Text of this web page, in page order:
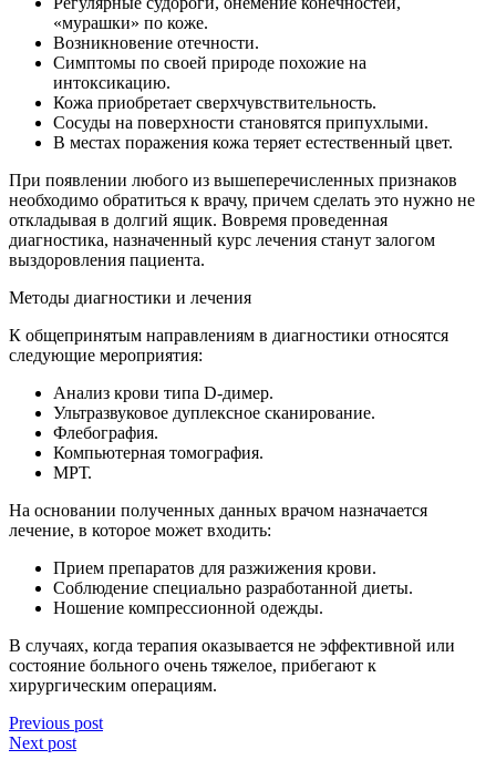
«мурашки» по коже.
Возникновение отечности.
Симптомы по своей природе похожие на
интоксикацию.
Кожа приобретает сверхчувствительность.
Сосуды на поверхности становятся припухлыми.
В местах поражения кожа теряет естественный цвет.
При появлении любого из вышеперечисленных признаков
необходимо обратиться к врачу, причем сделать это нужно не
откладывая в долгий ящик. Вовремя проведенная
диагностика, назначенный курс лечения станут залогом
выздоровления пациента.
Методы диагностики и лечения
К общепринятым направлениям в диагностики относятся
следующие мероприятия:
Анализ крови типа D-димер.
Ультразвуковое дуплексное сканирование.
Флебография.
Компьютерная томография.
МРТ.
На основании полученных данных врачом назначается
лечение, в которое может входить:
Прием препаратов для разжижения крови.
Соблюдение специально разработанной диеты.
Ношение компрессионной одежды.
В случаях, когда терапия оказывается не эффективной или
состояние больного очень тяжелое, прибегают к
хирургическим операциям.
Previous post
Next post